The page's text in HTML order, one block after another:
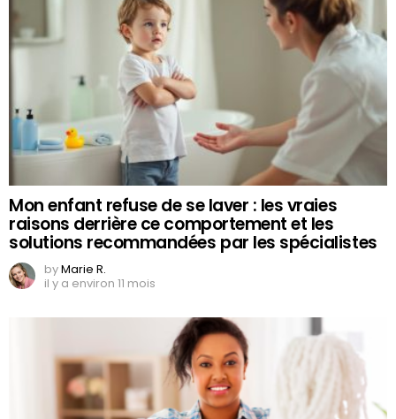
Mon enfant refuse de se laver : les vraies
raisons derrière ce comportement et les
solutions recommandées par les spécialistes
byMarie R.
il y a environ 11 mois